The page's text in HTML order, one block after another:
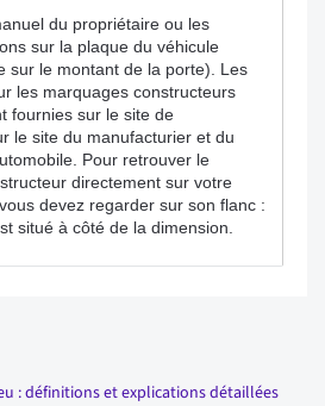
du propriétaire ou les
sur la plaque du véhicule
sur le montant de la porte). Les
les marquages constructeurs
fournies sur le site de
le site du manufacturier et du
Pour retrouver le
directement sur votre
devez regarder sur son flanc :
situé à côté de la dimension.
: définitions et explications détaillées